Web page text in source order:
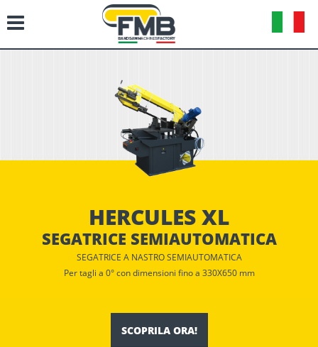
HERCULES XL
SEGATRICE SEMIAUTOMATICA
SEGATRICE A NASTRO SEMIAUTOMATICA
Per tagli a 0° con dimensioni fino a 330X650 mm
SCOPRILA ORA!